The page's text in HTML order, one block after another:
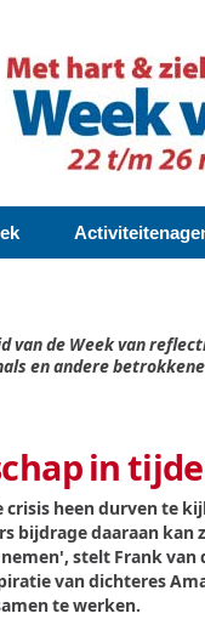
van de Week van
en andere
in
heen durven te
bijdrage daaraan kan
stelt Frank
van dichteres
te werken.